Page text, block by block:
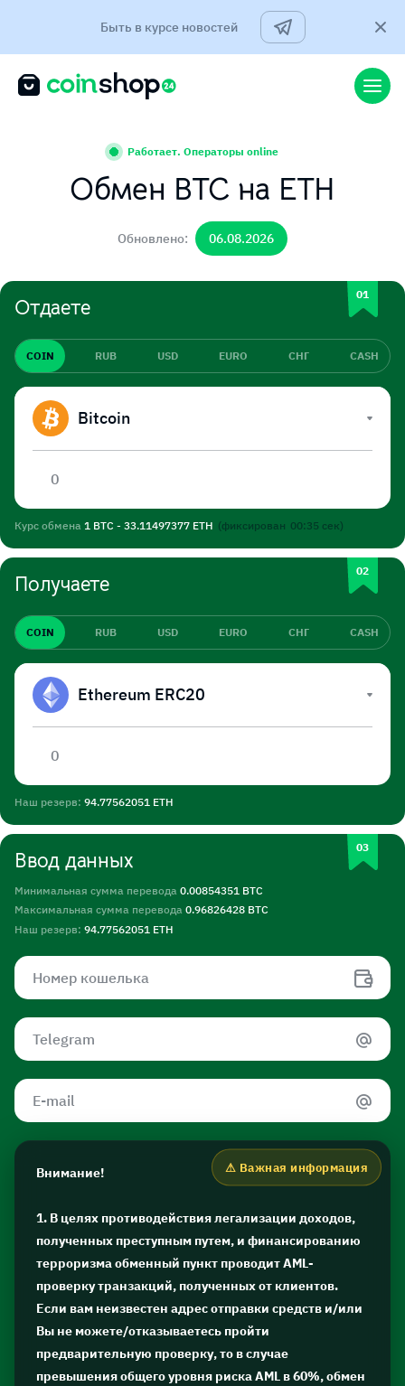
Быть в курсе новостей
Работает. Операторы online
Обмен BTC на ETH
Обновлено: 06.08.2026
Отдаете
COIN RUB USD EURO СНГ CASH
Bitcoin
Курс обмена 1 BTC - 33.11497377 ETH (фиксирован 00:34 сек)
Получаете
COIN RUB USD EURO СНГ CASH
Ethereum ERC20
Наш резерв: 94.77562051 ETH
Ввод данных
Минимальная сумма перевода 0.00854351 BTC
Максимальная сумма перевода 0.96826428 BTC
Наш резерв: 94.77562051 ETH
Внимание!
1. В целях противодействия легализации доходов,
полученных преступным путем, и финансированию
терроризма обменный пункт проводит AML-
проверку транзакций, полученных от клиентов.
Если вам неизвестен адрес отправки средств и/или
Вы не можете/отказываетесь пройти
предварительную проверку, то в случае
превышения общего уровня риска AML в 60%, обмен